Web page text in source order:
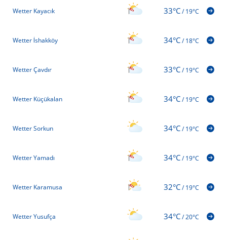
Wetter Kayacık 33°C/19°C
Wetter İshakköy 34°C/18°C
Wetter Çavdır 33°C/19°C
Wetter Küçükalan 34°C/19°C
Wetter Sorkun 34°C/19°C
Wetter Yamadı 34°C/19°C
Wetter Karamusa 32°C/19°C
Wetter Yusufça 34°C/20°C